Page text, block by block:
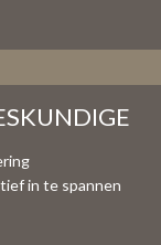
in te spannen